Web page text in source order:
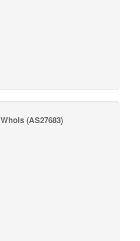
Whois(AS27683)